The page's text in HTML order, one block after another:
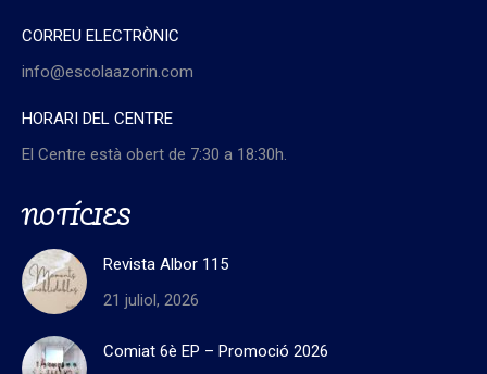
CORREU ELECTRÒNIC
info@escolaazorin.com
HORARI DEL CENTRE
El Centre està obert de 7:30 a 18:30h.
NOTÍCIES
Revista Albor 115
21 juliol, 2026
Comiat 6è EP – Promoció 2026